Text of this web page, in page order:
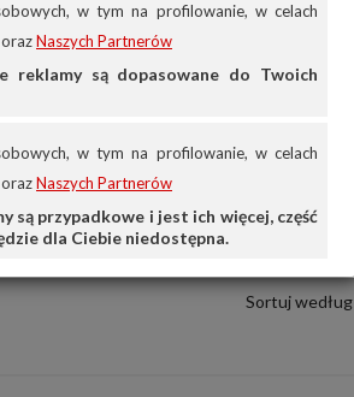
w tym na profilowanie, w celach
Naszych Partnerów
reklamy są dopasowane do Twoich
w tym na profilowanie, w celach
Naszych Partnerów
są przypadkowe i jest ich więcej, część
dla Ciebie niedostępna.
Sortuj według